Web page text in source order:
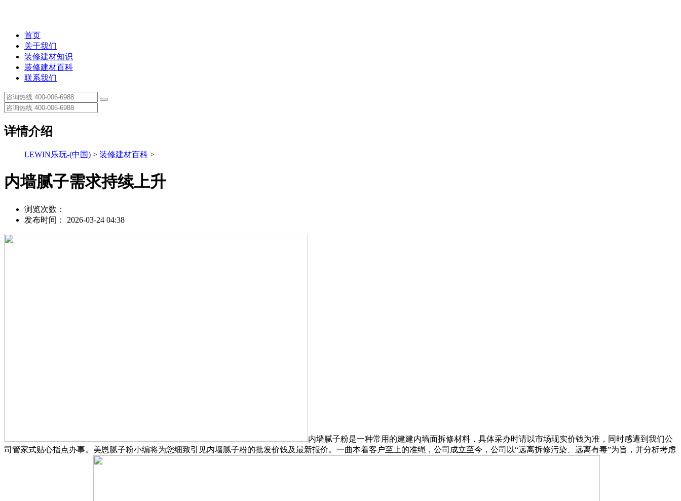
首页
关于我们
装修建材知识
装修建材百科
联系我们
详情介绍
LEWIN乐玩-(中国) > 装修建材百科 >
内墙腻子需求持续上升
浏览次数：
发布时间： 2026-03-24 04:38
内墙腻子粉是一种常用的建建内墙面拆修材料，具体采办时请以市场现实价钱为准，同时感遭到我们公
司管家式贴心指点办事。美恩腻子粉小编将为您细致引见内墙腻子粉的批发价钱及最新报价。一曲本着客户至上的准绳，公司成立至今，公司以“远离拆修污染、远离有毒”为旨，并分析考虑